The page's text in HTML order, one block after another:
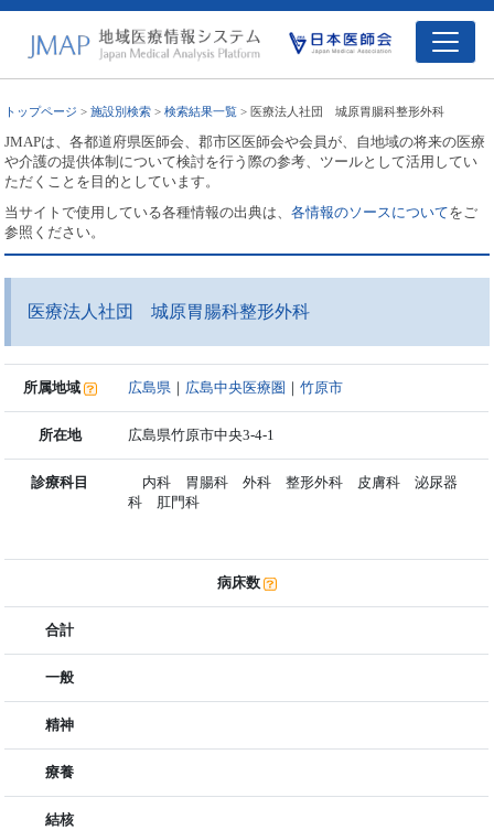
トップページ >施設別検索 >検索結果一覧 > 医療法人社団 城原胃腸科整形外科
JMAPは、各都道府県医師会、郡市区医師会や会員が、自地域の将来の医療
や介護の提供体制について検討を行う際の参考、ツールとして活用してい
ただくことを目的としています。
当サイトで使用している各種情報の出典は、各情報のソースについてをご
参照ください。
医療法人社団 城原胃腸科整形外科
所属地域 広島県 ｜ 広島中央医療圏 ｜竹原市
所在地 広島県竹原市中央3-4-1
診療科目
内科 胃腸科 外科 整形外科 皮膚科 泌尿器
科 肛門科
病床数
合計
一般
精神
療養
結核